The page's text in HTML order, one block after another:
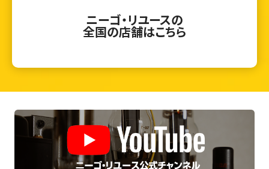
ニーゴ・リユースの
全国の店舗はこちら